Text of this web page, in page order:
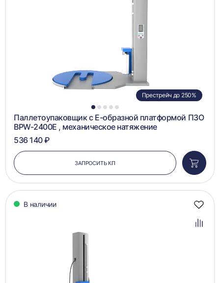
1 2 3 4 5
Престрейч до 250%
Паллетоупаковщик с Е-образной платформой ПЗО
BPW-2400E , механическое натяжение
536 140 ₽
ЗАПРОСИТЬ КП
в
В наличии